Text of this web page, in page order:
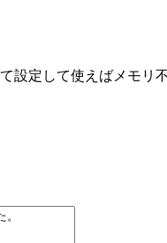
設定して使えばメモリ